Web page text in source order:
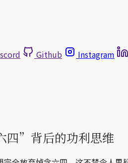
Github Instagram
四”背后的功利思维